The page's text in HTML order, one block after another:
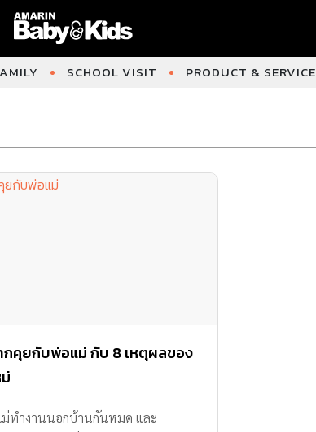
SCHOOL VISIT PRODUCT & SERVICE
กคุยกับพ่อแม่ กับ 8 เหตุผลของ
ทำงานนอกบ้านกันหมด และ